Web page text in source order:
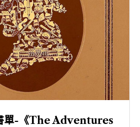
單-《The Adventures